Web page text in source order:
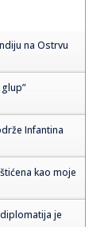
na Ostrvu
Infantina
kao moje
je